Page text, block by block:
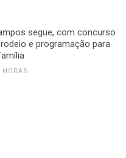
segue, com concurso
rodeio e programação para
HORAS